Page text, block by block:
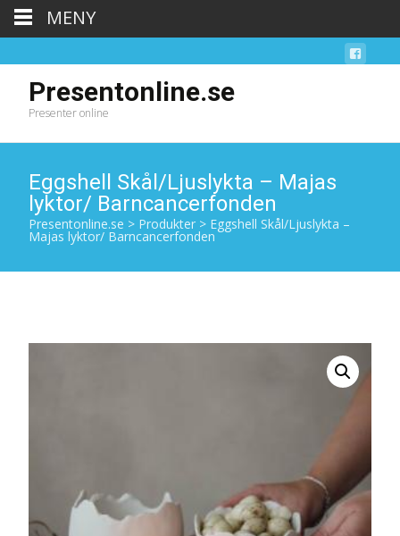
Presentonline.se
Presenter online
Eggshell Skål/Ljuslykta – Majas
lyktor/ Barncancerfonden
Presentonline.se > Produkter > Eggshell Skål/Ljuslykta –
Majas lyktor/ Barncancerfonden
MENY